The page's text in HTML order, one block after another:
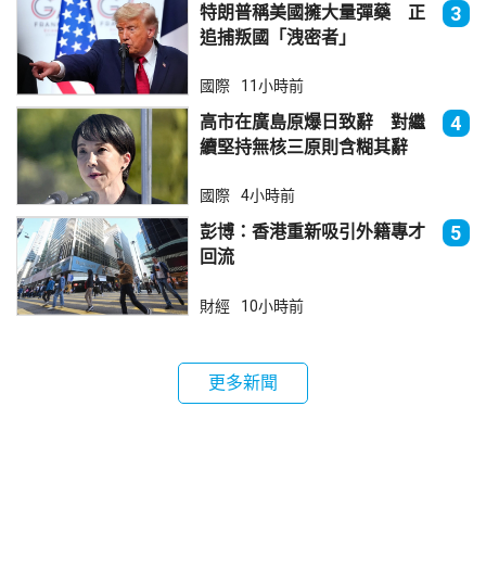
特朗普稱美國擁大量彈藥 正
追捕叛國「洩密者」
3
國際 11小時前
高市在廣島原爆日致辭 對繼
續堅持無核三原則含糊其辭
4
國際 4小時前
彭博：香港重新吸引外籍專才
回流
5
財經 10小時前
更多新聞